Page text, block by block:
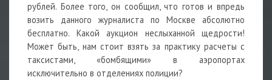
рублей. Более того, он сообщил, что готов и впредь
возить данного журналиста по Москве абсолютно
бесплатно. Какой аукцион неслыханной щедрости!
Может быть, нам стоит взять за практику расчеты с
таксистами, «бомбящими» в аэропортах
исключительно в отделениях полиции?